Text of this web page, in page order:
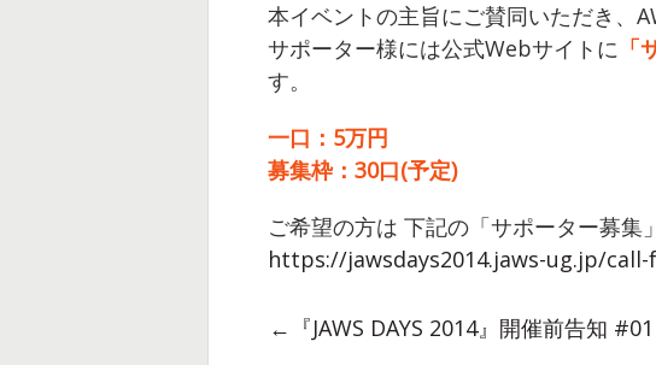
本イベントの主旨にご賛同いただき、
サポーター様には公式Webサイトに 「
す。
一口：5万円
募集枠：30口(予定)
ご希望の方は 下記の「サポーター募集
https://jawsdays2014.jaws-ug.jp/
←『JAWS DAYS 2014』開催前告知 #01